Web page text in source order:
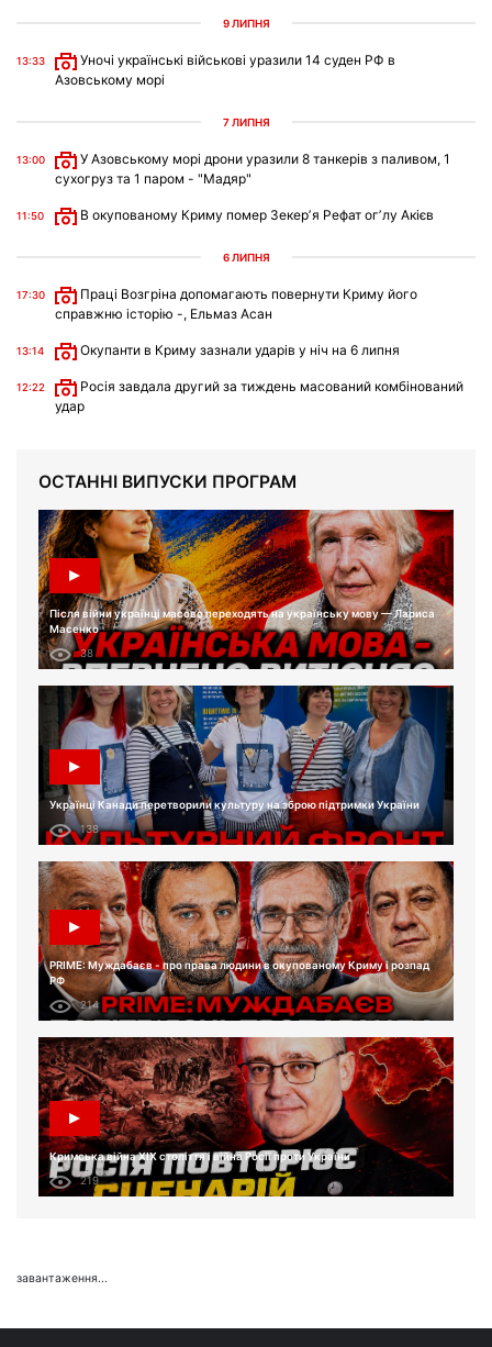
9 ЛИПНЯ
13:33
Уночі українські військові уразили 14 суден РФ в
Азовському морі
7 ЛИПНЯ
13:00
У Азовському морі дрони уразили 8 танкерів з паливом, 1
сухогруз та 1 паром - "Мадяр"
11:50 В окупованому Криму помер Зекерʼя Рефат огʼлу Акієв
6 ЛИПНЯ
17:30
Праці Возгріна допомагають повернути Криму його
справжню історію -, Ельмаз Асан
13:14 Окупанти в Криму зазнали ударів у ніч на 6 липня
12:22
Росія завдала другий за тиждень масований комбінований
удар
ОСТАННІ ВИПУСКИ ПРОГРАМ
Після війни українці масово переходять на українську мову — Лариса
Масенко
38
Українці Канади перетворили культуру на зброю підтримки України
138
PRIME: Муждабаєв - про права людини в окупованому Криму і розпад
РФ
214
Кримська війна XIX століття і війна Росії проти України
219
завантаження...